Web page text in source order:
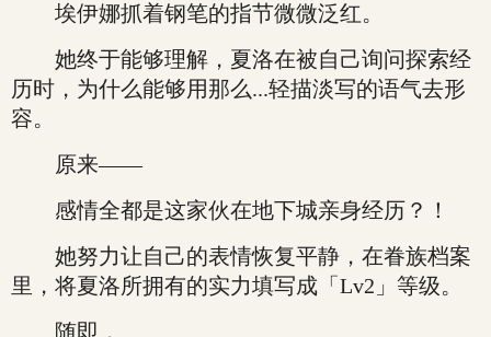
埃伊娜抓着钢笔的指节微微泛红。
她终于能够理解，夏洛在被自己询问探索经
历时，为什么能够用那么...轻描淡写的语气去形
容。
原来——
感情全都是这家伙在地下城亲身经历？！
她努力让自己的表情恢复平静，在眷族档案
里，将夏洛所拥有的实力填写成「Lv2」等级。
随即，